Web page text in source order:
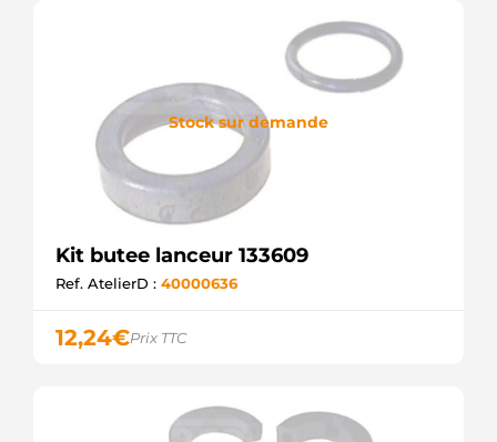
Stock sur demande
Kit butee lanceur 133609
Ref. AtelierD : 40000636
12,24€Prix TTC